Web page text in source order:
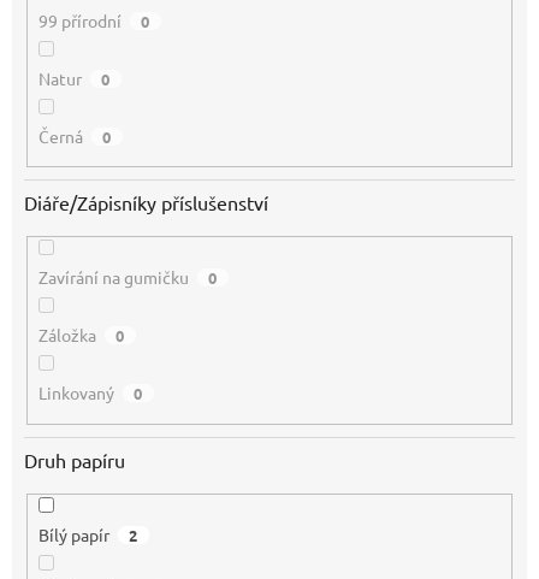
99 přírodní 0
Natur 0
Černá 0
Diáře/Zápisníky příslušenství
Zavírání na gumičku 0
Záložka 0
Linkovaný 0
Druh papíru
Bílý papír 2